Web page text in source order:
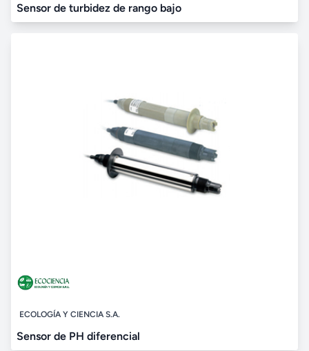
Sensor de turbidez de rango bajo
ECOLOGÍA Y CIENCIA S.A.
Sensor de PH diferencial